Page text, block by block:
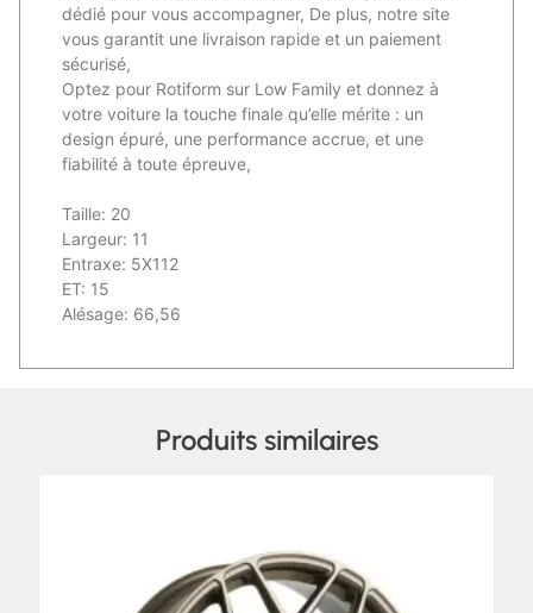
dédié pour vous accompagner, De plus, notre site
vous garantit une livraison rapide et un paiement
sécurisé,
Optez pour Rotiform sur Low Family et donnez à
votre voiture la touche finale qu’elle mérite : un
design épuré, une performance accrue, et une
fiabilité à toute épreuve,
Taille: 20
Largeur: 11
Entraxe: 5X112
ET: 15
Alésage: 66,56
Produits similaires